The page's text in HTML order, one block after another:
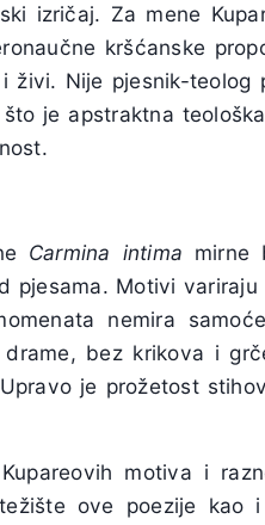
izričaj. Za mene
kršćanske
živi. Nije pjesnik-
je apstraktna
Carmina intima mirne
pjesama. Motivi
nemira
bez krikova i
je prožetost
motiva i
ove poezije kao